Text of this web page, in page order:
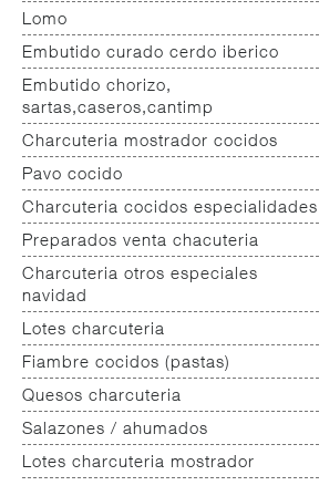
Jamon deshuesado ibérico
Jamon deshuesado cerdo blanco
Lomo
Lomo cerdo ibérico
Lomo cerdo blanco
Embutido curado cerdo iberico
Chorizo/salchichon iberico
Embutido chorizo,
sartas,caseros,cantimp
Chorizo cerdo blanco
Embutido
salchichones,salamis,longanizas
Embutido curado de pavo
Otros curados varios no
Charcuteria mostrador cocidos
Jamon cocido- fiambre
Fiambres pollo
Pavo cocido
Fiambres pavo
Charcuteria cocidos especialidades
Charcuteria cocidos
especialidades
Preparados venta chacuteria
Empanada peso charcuteria
Charcuteria otros especiales
navidad
Charcuteria
especialidades/navidad
Lotes charcuteria
Lotes charcuteria
Fiambre cocidos (pastas)
Chopped
Galantinas/ lunch
Mortadelas
Quesos charcuteria
Queso fresco
Queso rulo de cabra
Queso barra vaca nacional,
Salazones / ahumados
Salazones varios
Lotes charcuteria mostrador